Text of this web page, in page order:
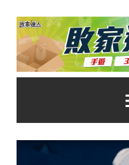
Skip
content
家
No.1
遊